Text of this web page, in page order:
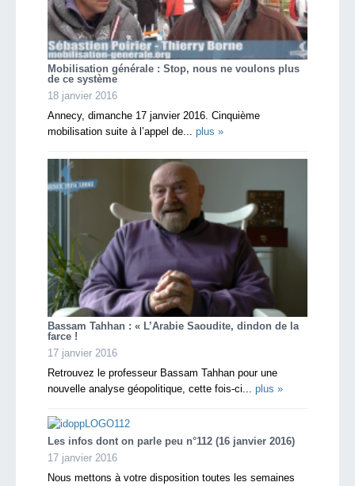
Mobilisation générale : Stop, nous ne voulons plus
de ce système
18 janvier 2016
Annecy, dimanche 17 janvier 2016. Cinquième
mobilisation suite à l’appel de... plus »
Bassam Tahhan : « L’Arabie Saoudite, dindon de la
farce !
17 janvier 2016
Retrouvez le professeur Bassam Tahhan pour une
nouvelle analyse géopolitique, cette fois-ci... plus »
Les infos dont on parle peu n°112 (16 janvier 2016)
17 janvier 2016
Nous mettons à votre disposition toutes les semaines